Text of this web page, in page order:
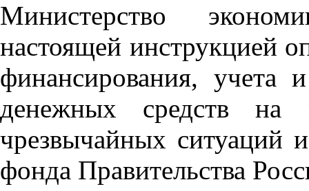
Министерство
настоящей инструкцией
финансирования, учета
денежных средств на
чрезвычайных ситуаций
фонда Правительства